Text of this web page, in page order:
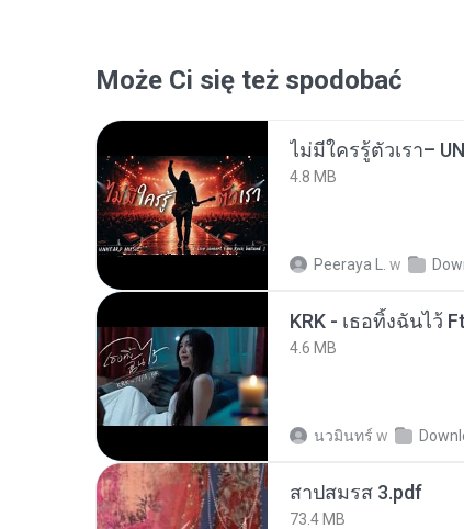
Może Ci się też spodobać
4.8 MB
Peeraya L. w
KRK - เธอทิ้งฉันไว้
4.6 MB
นวมินทร์ w
สาปสมรส 3.pdf
73.4 MB